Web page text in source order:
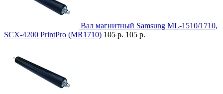
Вал магнитный Samsung ML-1510/1710,
SCX-4200 PrintPro (MR1710) 105 р. 105 р.